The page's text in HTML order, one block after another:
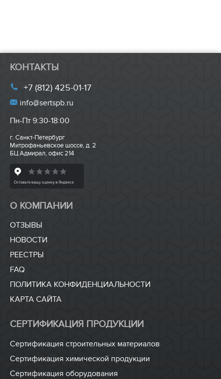
О КОМПАНИИ
ОТЗЫВЫ
НОВОСТИ
РЕЕСТРЫ
FAQ
ПОЛИТИКА КОНФИДЕНЦИАЛЬНОСТИ
КАРТА САЙТА
СЕРТИФИКАЦИЯ ПРОДУКЦИИ
Сертификация строительных материалов
Сертификация химической продукции
Сертификация оборудования
КОНТАКТЫ
+7 (812) 425-01-17
info@sertspb.ru
Пн-Пт 9:30-18:00
г. Санкт-Петербург
Митрофаньевское шоссе, д. 2
БЦ Адмирал, офис 214